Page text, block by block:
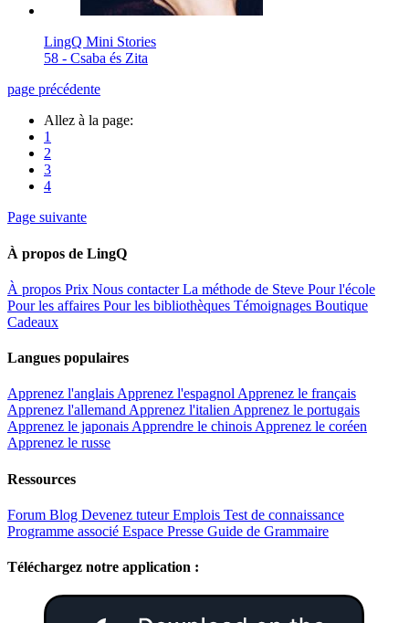
LingQ Mini Stories
58 - Csaba és Zita
page précédente
Allez à la page:
1
2
3
4
Page suivante
À propos de LingQ
À propos Prix Nous contacterLa méthode de Steve Pour l'école
Pour les affaires Pour les bibliothèques Témoignages Boutique
Cadeaux
Langues populaires
Apprenez l'anglaisApprenez l'espagnolApprenez le français
Apprenez l'allemandApprenez l'italienApprenez le portugais
Apprenez le japonaisApprendre le chinoisApprenez le coréen
Apprenez le russe
Ressources
Forum Blog Devenez tuteurEmplois Test de connaissance
Programme associé Espace Presse Guide de Grammaire
Téléchargez notre application :